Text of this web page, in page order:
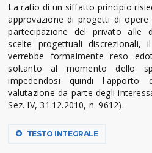
La ratio di un siffatto principio
approvazione di progetti di
partecipazione del privato alle
scelte progettuali discrezionali,
verrebbe formalmente reso
soltanto al momento dello
impedendosi quindi
valutazione da parte degli
Sez. IV, 31.12.2010, n. 9612).
TESTO INTEGRALE